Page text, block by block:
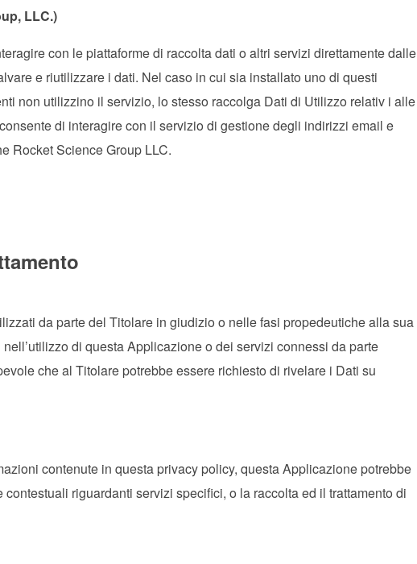
LLC.)
con le piattaforme di raccolta dati o altri servizi direttamente dalle
e riutilizzare i dati. Nel caso in cui sia installato uno di questi
non utilizzino il servizio, lo stesso raccolga Dati di Utilizzo relativ i alle
di interagire con il servizio di gestione degli indirizzi email e
Rocket Science Group LLC.
da parte del Titolare in giudizio o nelle fasi propedeutiche alla sua
di questa Applicazione o dei servizi connessi da parte
che al Titolare potrebbe essere richiesto di rivelare i Dati su
contenute in questa privacy policy, questa Applicazione potrebbe
riguardanti servizi specifici, o la raccolta ed il trattamento di